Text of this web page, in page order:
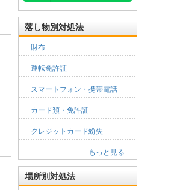
落し物別対処法
財布
運転免許証
スマートフォン・携帯電話
カード類・免許証
クレジットカード紛失
もっと見る
場所別対処法